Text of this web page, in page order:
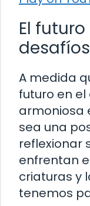
El
A medida
futuro en
armoniosa
sea una
reflexionar
enfrentan
criaturas y
tenemos